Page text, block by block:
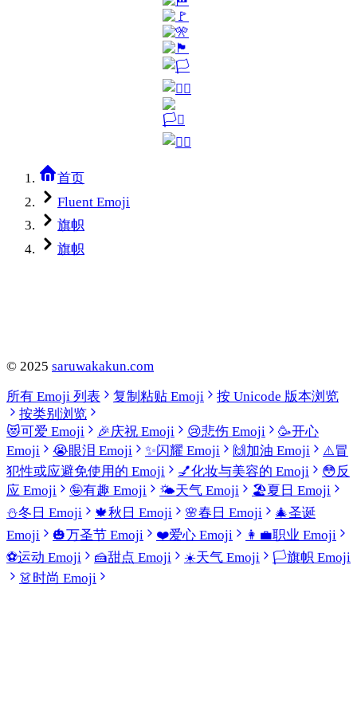
首页
Fluent Emoji
旗帜
旗帜
© 2025 saruwakakun.com
所有 Emoji 列表
复制粘贴 Emoji
按 Unicode 版本浏览
按类别浏览
😻可爱 Emoji 🎉庆祝 Emoji 😢悲伤 Emoji 🥳开心
Emoji
😭眼泪 Emoji ✨闪耀 Emoji 🙌加油 Emoji ⚠️冒
犯性或应避免使用的 Emoji
💅化妆与美容的 Emoji 😳反
应 Emoji
🤪有趣 Emoji 🌤️天气 Emoji 🏖️夏日 Emoji
⛄冬日 Emoji 🍁秋日 Emoji 🌸春日 Emoji 🎄圣诞
Emoji
🎃万圣节 Emoji ❤️爱心 Emoji 👩‍💼职业 Emoji
⚽运动 Emoji 🍰甜点 Emoji ☀️天气 Emoji 🏳️旗帜 Emoji
👗时尚 Emoji